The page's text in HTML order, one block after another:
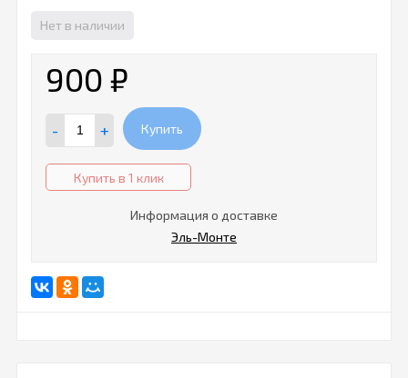
Нет в наличии
900 ₽
- + Купить
Купить в 1 клик
Информация о доставке
Эль-Монте